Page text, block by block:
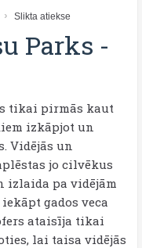
Slikta atiekse
Parks -
tikai pirmās kaut
izkāpjot un
Vidējās un
jo cilvēkus
izlaida pa vidējām
gados veca
ataisīja tikai
lai taisa vidējās